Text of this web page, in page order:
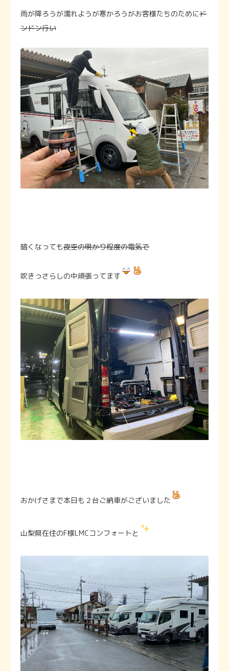
雨が降ろうが濡れようが寒かろうがお客様たちのためにド
ンドン行い
暗くなっても夜空の明かり程度の電気で
吹きっさらしの中頑張ってます
おかげさまで本日も２台ご納車がございました
山梨県在住のF様LMCコンフォートと